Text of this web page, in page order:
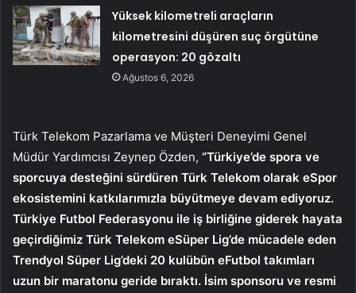
Yüksek kilometreli araçların
kilometresini düşüren suç örgütüne
operasyon: 20 gözaltı
Ağustos 6, 2026
Türk Telekom Pazarlama ve Müşteri Deneyimi Genel
Müdür Yardımcısı Zeynep Özden, “Türkiye’de spora ve
sporcuya desteğini sürdüren Türk Telekom olarak eSpor
ekosistemini katkılarımızla büyütmeye devam ediyoruz.
Türkiye Futbol Federasyonu ile iş birliğine giderek hayata
geçirdiğimiz Türk Telekom eSüper Lig’de mücadele eden
Trendyol Süper Lig’deki 20 kulübün eFutbol takımları
uzun bir maratonu geride bıraktı. İsim sponsoru ve resmi